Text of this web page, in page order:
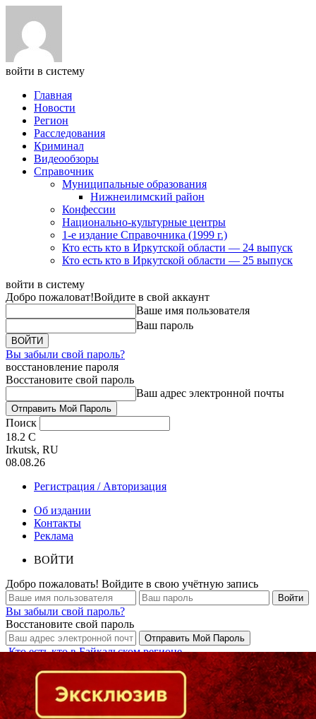
войти в систему
Главная
Новости
Регион
Расследования
Криминал
Видеообзоры
Справочник
Муниципальные образования
Нижнеилимский район
Конфессии
Национально-культурные центры
1-е издание Справочника (1999 г.)
Кто есть кто в Иркутской области — 24 выпуск
Кто есть кто в Иркутской области — 25 выпуск
войти в систему
Добро пожаловат!Войдите в свой аккаунт
Ваше имя пользователя
Ваш пароль
Вы забыли свой пароль?
восстановление пароля
Восстановите свой пароль
Ваш адрес электронной почты
Поиск
18.2 C
Irkutsk, RU
08.08.26
Регистрация / Авторизация
Об издании
Контакты
Реклама
ВОЙТИ
Добро пожаловать! Войдите в свою учётную запись
Вы забыли свой пароль?
Восстановите свой пароль
Кто есть кто в Байкальском регионе